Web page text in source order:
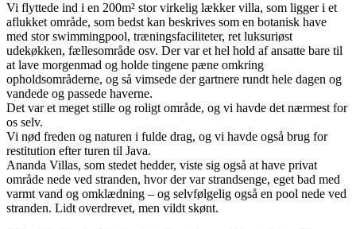
Vi flyttede ind i en 200m² stor virkelig lækker villa, som ligger i et
aflukket område, som bedst kan beskrives som en botanisk have
med stor swimmingpool, træningsfaciliteter, ret luksuriøst
udekøkken, fællesområde osv. Der var et hel hold af ansatte bare til
at lave morgenmad og holde tingene pæne omkring
opholdsområderne, og så vimsede der gartnere rundt hele dagen og
vandede og passede haverne.
Det var et meget stille og roligt område, og vi havde det nærmest for
os selv.
Vi nød freden og naturen i fulde drag, og vi havde også brug for
restitution efter turen til Java.
Ananda Villas, som stedet hedder, viste sig også at have privat
område nede ved stranden, hvor der var strandsenge, eget bad med
varmt vand og omklædning – og selvfølgelig også en pool nede ved
stranden. Lidt overdrevet, men vildt skønt.